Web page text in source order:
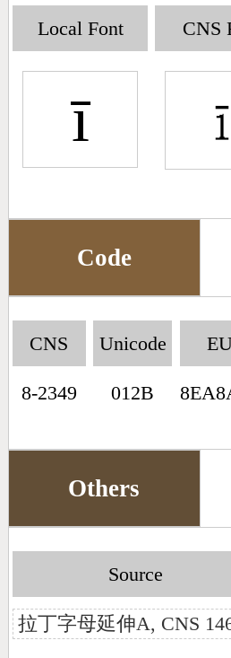
Big5 Query
Pinyin Word Index
Local Font
ī
CNS
Code
CNS
8-2349
Unicode
012B
Others
Source
拉丁字母延伸A, CNS